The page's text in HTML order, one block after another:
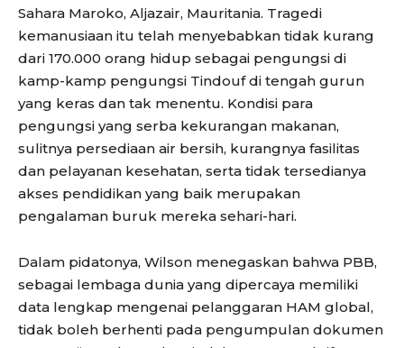
Sahara Maroko, Aljazair, Mauritania. Tragedi
kemanusiaan itu telah menyebabkan tidak kurang
dari 170.000 orang hidup sebagai pengungsi di
kamp-kamp pengungsi Tindouf di tengah gurun
yang keras dan tak menentu. Kondisi para
pengungsi yang serba kekurangan makanan,
sulitnya persediaan air bersih, kurangnya fasilitas
dan pelayanan kesehatan, serta tidak tersedianya
akses pendidikan yang baik merupakan
pengalaman buruk mereka sehari-hari.
Dalam pidatonya, Wilson menegaskan bahwa PBB,
sebagai lembaga dunia yang dipercaya memiliki
data lengkap mengenai pelanggaran HAM global,
tidak boleh berhenti pada pengumpulan dokumen